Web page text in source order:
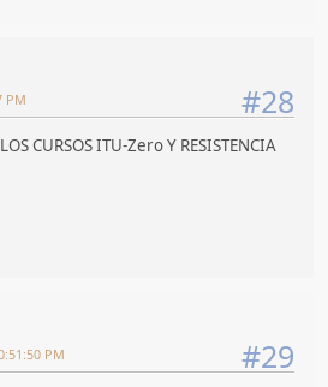
#28
PM
CURSOS ITU-Zero Y RESISTENCIA
#29
PM